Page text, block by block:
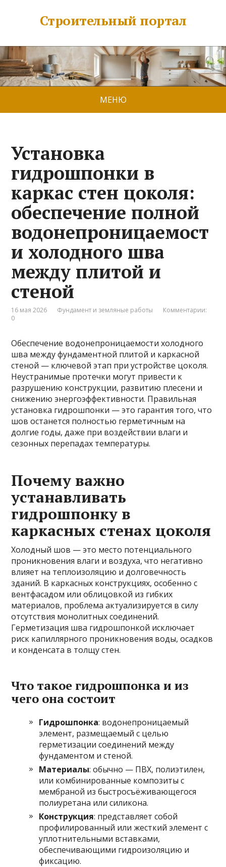
Строительный портал
МЕНЮ
Установка
гидрошпонки в
каркас стен цоколя:
обеспечение полной
водонепроницаемост
и холодного шва
между плитой и
стеной
16 мая 2026 Фундамент и земляные работы
Комментарии:
0
Обеспечение водонепроницаемости холодного
шва между фундаментной плитой и каркасной
стеной — ключевой этап при устройстве цоколя.
Неустранимые протечки могут привести к
разрушению конструкции, развитию плесени и
снижению энергоэффективности. Правильная
установка гидрошпонки — это гарантия того, что
шов останется полностью герметичным на
долгие годы, даже при воздействии влаги и
сезонных перепадах температуры.
Почему важно
устанавливать
гидрошпонку в
каркасных стенах цоколя
Холодный шов — это место потенциального
проникновения влаги и воздуха, что негативно
влияет на теплоизоляцию и долговечность
зданий. В каркасных конструкциях, особенно с
вентфасадом или облицовкой из гибких
материалов, проблема актуализируется в силу
отсутствия монолитных соединений.
Герметизация шва гидрошпонкой исключает
риск капиллярного проникновения воды, осадков
и конденсата в толщу стен.
Что такое гидрошпонка и из
чего она состоит
Гидрошпонка: водонепроницаемый
элемент, размещаемый с целью
герметизации соединений между
фундаментом и стеной.
Материалы: обычно — ПВХ, полиэтилен,
или комбинированные композиты с
мембраной из быстросъёживающегося
полиуретана или силикона.
Конструкция: представляет собой
профилированный или жесткий элемент с
уплотнительными вставками,
обеспечивающими гидроизоляцию и
фиксацию.